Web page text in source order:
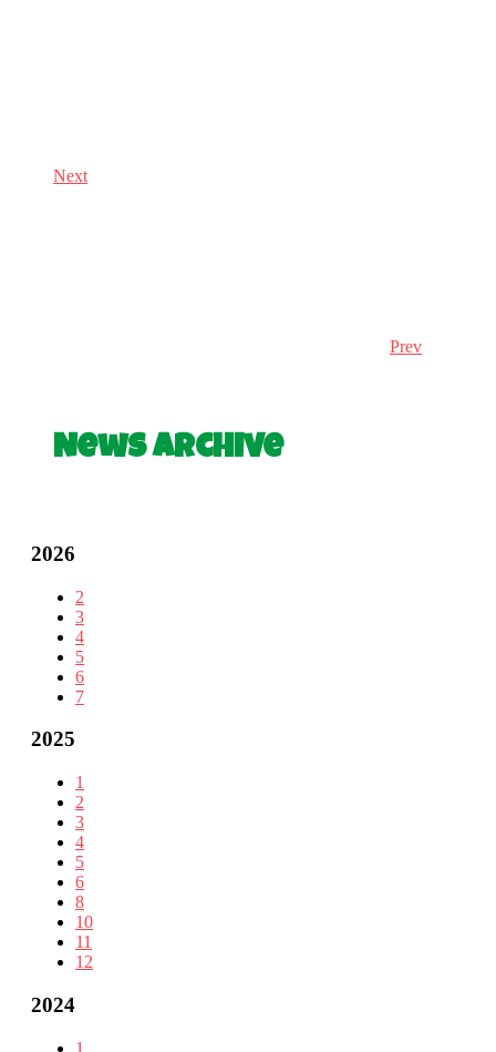
Next
Prev
News Archive
2026
2
3
4
5
6
7
2025
1
2
3
4
5
6
8
10
11
12
2024
1